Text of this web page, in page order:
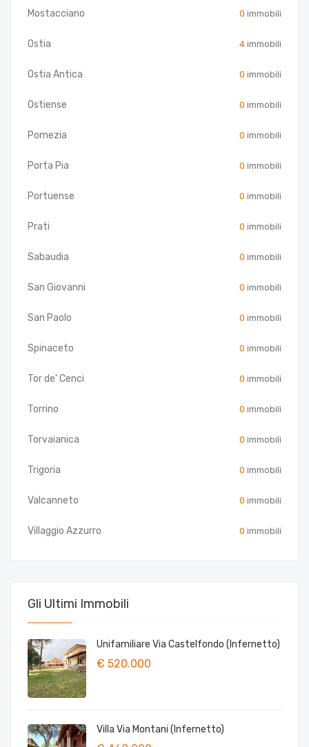
Mostacciano 0 immobili
Ostia 4 immobili
Ostia Antica 0 immobili
Ostiense 0 immobili
Pomezia 0 immobili
Porta Pia 0 immobili
Portuense 0 immobili
Prati 0 immobili
Sabaudia 0 immobili
San Giovanni 0 immobili
San Paolo 0 immobili
Spinaceto 0 immobili
Tor de' Cenci 0 immobili
Torrino 0 immobili
Torvaianica 0 immobili
Trigoria 0 immobili
Valcanneto 0 immobili
Villaggio Azzurro 0 immobili
Gli Ultimi Immobili
Unifamiliare Via Castelfondo (Infernetto)
€ 520.000
Villa Via Montani (Infernetto)